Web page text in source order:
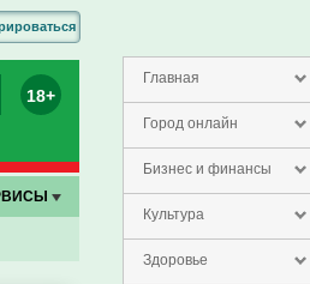
Главная
Город онлайн
Бизнес и финансы
Культура
Здоровье
18+